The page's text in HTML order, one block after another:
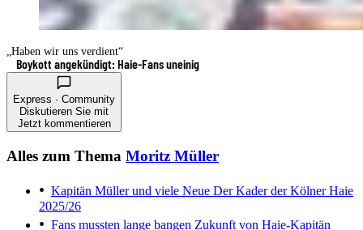
„Haben wir uns verdient“
Boykott angekündigt: Haie-Fans uneinig
Express · Community
Diskutieren Sie mit
Jetzt kommentieren
Alles zum Thema Moritz Müller
Kapitän Müller und viele Neue Der Kader der Kölner Haie
2025/26
Fans mussten lange bangen Zukunft von Haie-Kapitän